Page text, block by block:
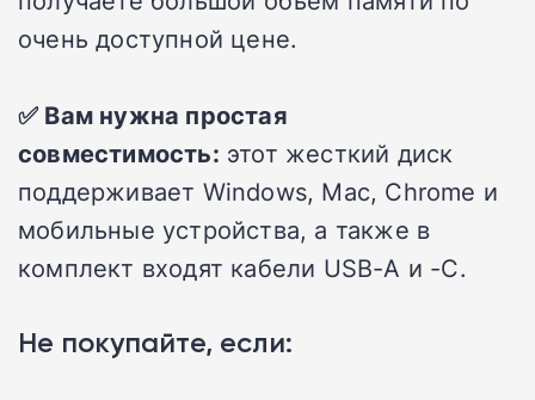
очень доступной цене.
✅ Вам нужна простая
совместимость: этот жесткий диск
поддерживает Windows, Mac, Chrome и
мобильные устройства, а также в
комплект входят кабели USB-A и -C.
Не покупайте, если: